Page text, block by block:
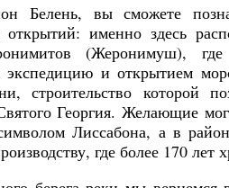
Белень, вы сможете
открытий: именно здесь
(Жеронимуш),
экспедицию и открытием
строительство которой
Георгия. Желающие
Лиссабона, а в
где более 170 лет